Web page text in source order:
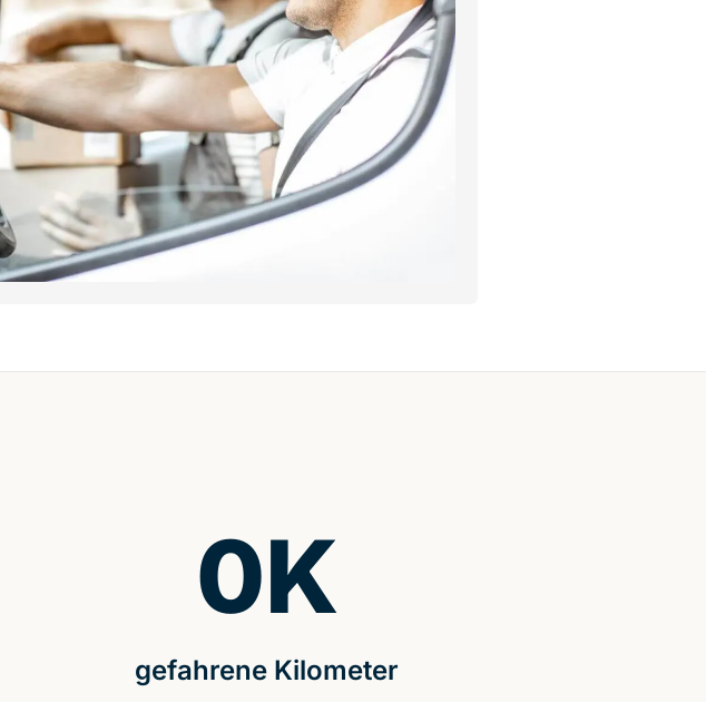
gefahrene Kilometer
0K